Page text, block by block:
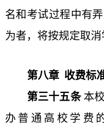
名和考试过程中有
为者，将按规定取消
第八章 收费标
第三十五条 本
办普通高校学费